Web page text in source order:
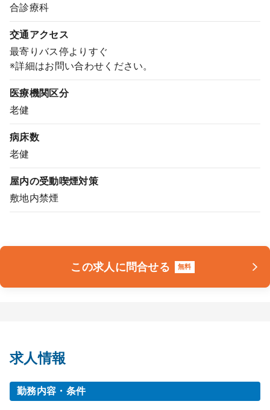
0120-337-613
DtoDとは
お問合せ
合診療科
交通アクセス
最寄りバス停よりすぐ
※詳細はお問い合わせください。
医療機関区分
老健
病床数
老健
屋内の受動喫煙対策
敷地内禁煙
この求人に問合せる 無料
求人情報
勤務内容・条件